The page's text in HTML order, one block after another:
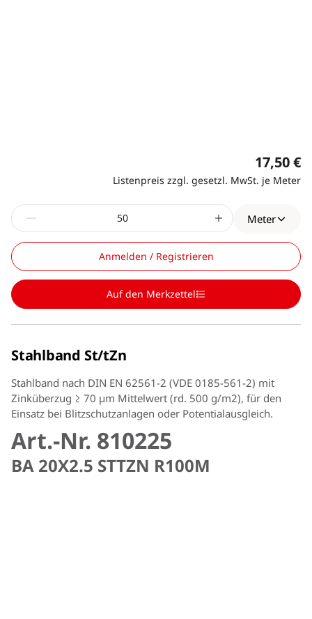
17,50 €
Listenpreis zzgl. gesetzl. MwSt. je Meter
Meter
Anmelden / Registrieren
Auf den Merkzettel
Stahlband St/tZn
Stahlband nach DIN EN 62561-2 (VDE 0185-561-2) mit
Zinküberzug ≥ 70 µm Mittelwert (rd. 500 g/m2), für den
Einsatz bei Blitzschutzanlagen oder Potentialausgleich.
Art.-Nr. 810225
BA 20X2.5 STTZN R100M